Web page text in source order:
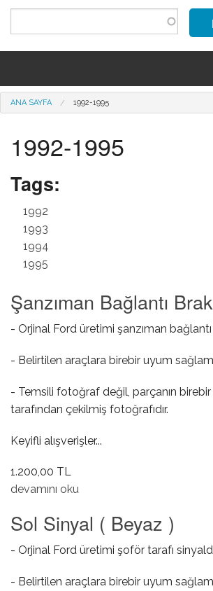
Ana içeriğe atla
ANASAYFA
MODELLER
ÜRÜNLER
ÜYE OL
SEPET
Buradasınız
ANA SAYFA 1992-1995
1992-1995
Tags:
1992
1993
1994
1995
Şanzıman Bağlantı
- Orjinal Ford üretimi şanzıman
- Belirtilen araçlara birebir uyum
- Temsili fotoğraf değil, parçanın
tarafından çekilmiş fotoğrafıdır.
Keyifli alışverişler...
1.200,00 TL
Şanzıman Bağlantı Braketi hakkında
devamını oku
Sol Sinyal ( Beyaz )
- Orjinal Ford üretimi şoför tarafı
- Belirtilen araçlara birebir uyum